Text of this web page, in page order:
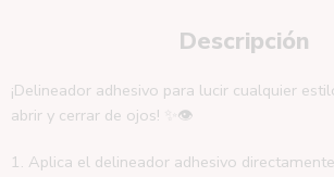
Descripción
¡Delineador adhesivo para lucir cualquier
abrir y cerrar de ojos! ✨👁️
1. Aplica el delineador adhesivo